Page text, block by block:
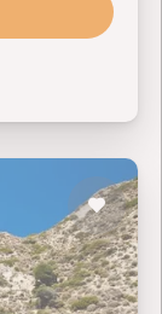
Village